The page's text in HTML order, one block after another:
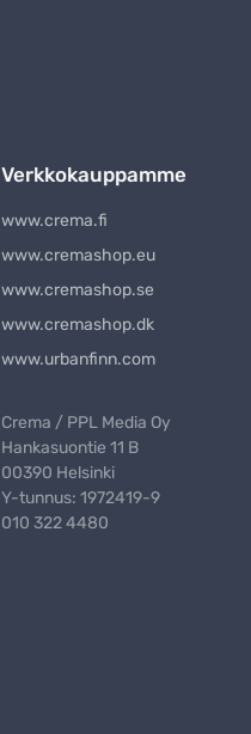
Verkkokauppamme
www.crema.fi
www.cremashop.eu
www.cremashop.se
www.cremashop.dk
www.urbanfinn.com
Crema / PPL Media Oy
Hankasuontie 11 B
00390 Helsinki
Y-tunnus: 1972419-9
010 322 4480